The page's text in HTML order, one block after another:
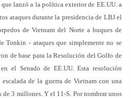
lanzó a la política exterior de EE.UU. a
ataques durante la presidencia de LBJ el
de Vietnam del Norte a buques de
Tonkin - ataques que simplemente no se
de base para la Resolución del Golfo de
el Senado de EE.UU. Esta resolución
de la guerra de Vietnam con una
de 3 millones. Y el 11-S. Por nombrar unos